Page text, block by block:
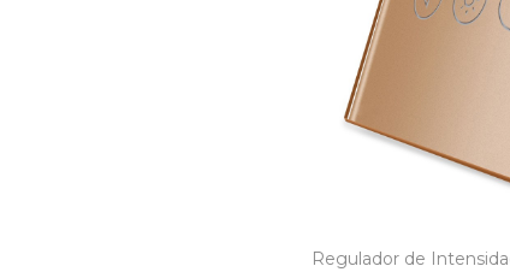
Regulador de